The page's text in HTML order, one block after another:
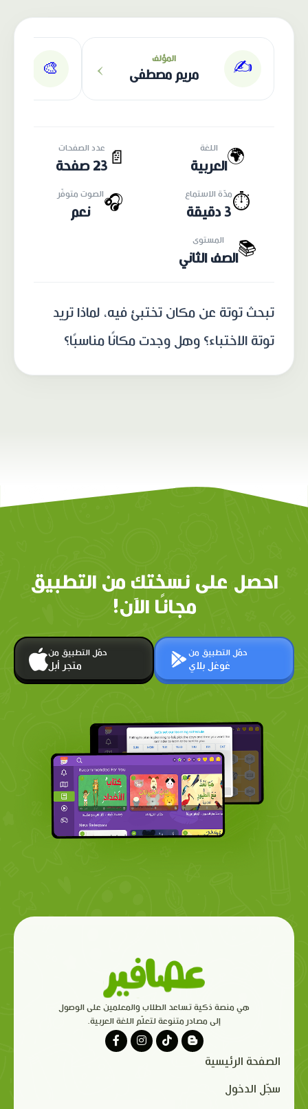
✍️ المؤلف
مريم مصطفى ›
🎨
🌍 اللغة
العربية 📄
عدد الصفحات
23 صفحة
⏱️مدّة الاستماع
3 دقيقة
🎧الصوت متوفّر
نعم
📚 المستوى
الصف الثاني
تبحث توتة عن مكان تختبئ فيه، لماذا تريد
توتة الاختباء؟ وهل وجدت مكانًا مناسبًا؟
احصل على نسختك من التطبيق
مجانًا الآن!
حمّل التطبيق من
متجر أبل
حمّل التطبيق من
غوغل بلاي
هي منصة ذكية تساعد الطلاب والمعلمين على الوصول
إلى مصادر متنوعة لتعلّم اللغة العربية.
الصفحة الرئيسية
سجّل الدخول